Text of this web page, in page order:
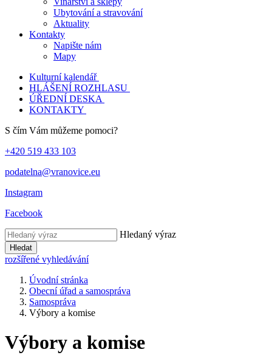
Ubytování a stravování
Aktuality
Kontakty
Napište nám
Mapy
Kulturní kalendář
HLÁŠENÍ ROZHLASU
ÚŘEDNÍ DESKA
KONTAKTY
S čím Vám můžeme pomoci?
+420 519 433 103
podatelna@vranovice.eu
Instagram
Facebook
Hledaný výraz
Hledat
rozšířené vyhledávání
Úvodní stránka
Obecní úřad a samospráva
Samospráva
Výbory a komise
Výbory a komise